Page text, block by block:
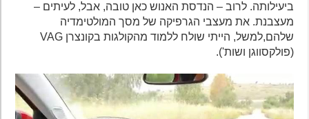
ביעילותה. לרוב – הנדסת האנוש כאן טובה, אבל, לעיתים –
מעצבנת. את מעצבי הגרפיקה של מסך המולטימדיה
שלהם,למשל, הייתי שולח ללמוד מהקולגות בקונצרן VAG
(פולקסווגן ושות').